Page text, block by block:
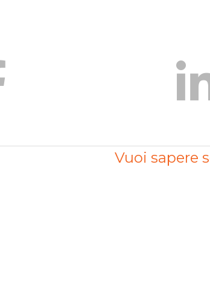
Vuoi sapere